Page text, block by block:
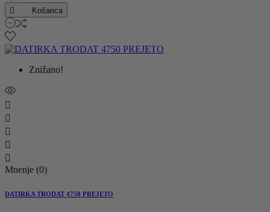
 Košarica
Znižano!





Mnenje (0)
DATIRKA TRODAT 4750 PREJETO